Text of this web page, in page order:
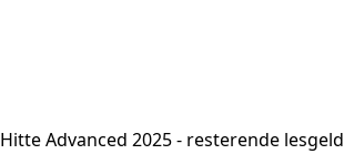
Hitte Advanced 2025 - resterende lesgeld